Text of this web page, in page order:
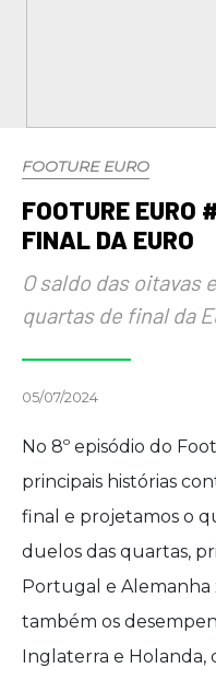
FOOTURE EURO
FOOTURE EURO
FINAL DA EURO
O saldo das oitavas
quartas de final da
05/07/2024
No 8º episódio do
principais histórias
final e projetamos o
duelos das quartas,
Portugal e Alemanha
também os
Inglaterra e